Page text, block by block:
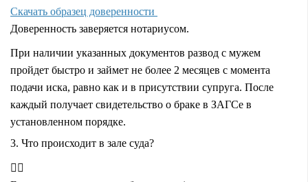
Скачать образец доверенности
Доверенность заверяется нотариусом.
При наличии указанных документов развод с мужем
пройдет быстро и займет не более 2 месяцев с момента
подачи иска, равно как и в присутствии супруга. После
каждый получает свидетельство о браке в ЗАГСе в
установленном порядке.
3. Что происходит в зале суда?